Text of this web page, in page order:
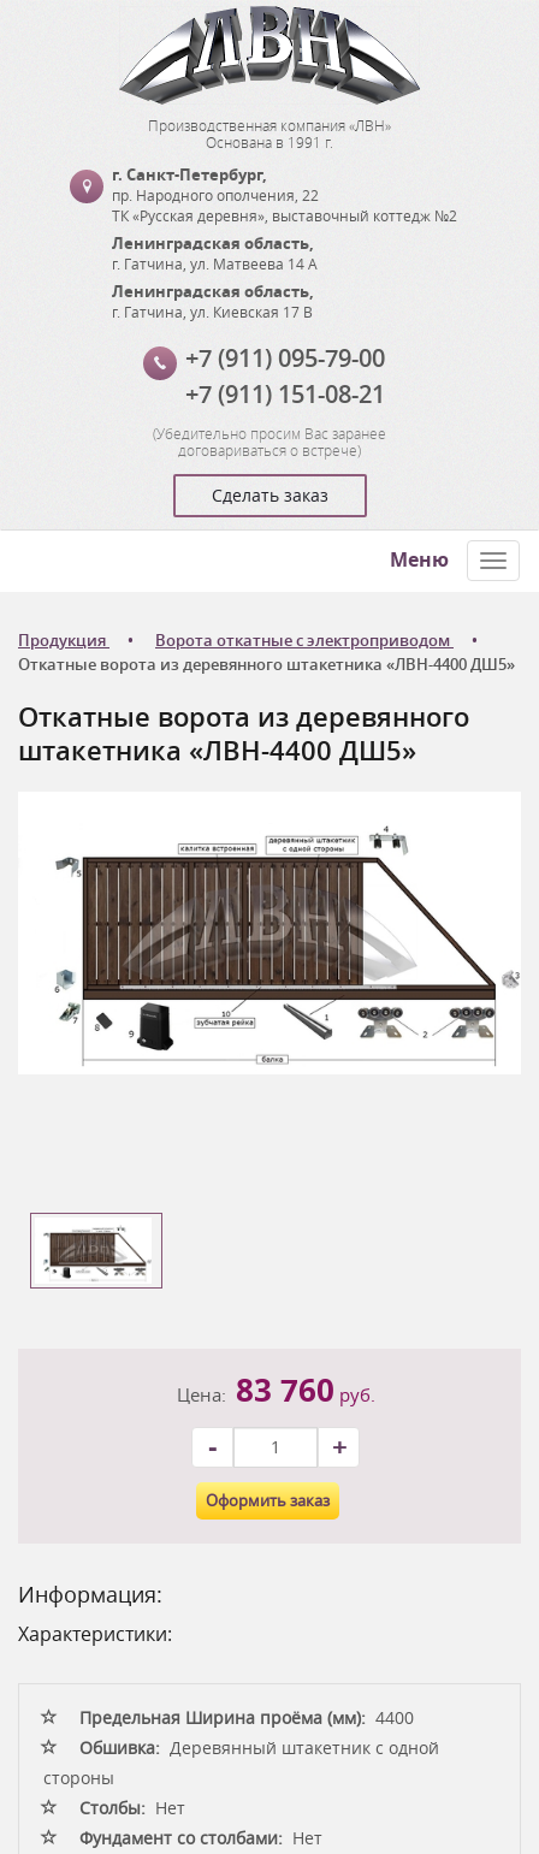
Производственная компания «ЛВН»
Основана в 1991 г.
г. Санкт-Петербург,
пр. Народного ополчения, 22
ТК «Русская деревня», выставочный коттедж №2
Ленинградская область,
г. Гатчина ул. Матвеева 14 А
Ленинградская область,
г. Гатчина ул. Киевская 17 В
+7 (911) 095-79-00
+7 (911) 151-08-21
(Убедительно просим Вас заранее
договариваться о встрече)
Сделать заказ
Меню
Продукция
Ворота откатные с электроприводом
Откатные ворота из деревянного штакетника «ЛВН-4400 ДШ5»
Откатные ворота из деревянного
штакетника «ЛВН-4400 ДШ5»
Цена: 83 760 руб.
- +
Оформить заказ
Информация:
Характеристики:
Предельная Ширина проёма (мм): 4400
Обшивка: Деревянный штакетник с одной
стороны
Столбы: Нет
Фундамент со столбами: Нет